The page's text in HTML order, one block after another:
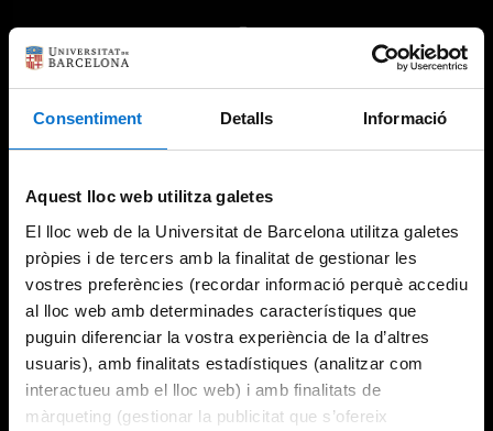
Consentiment Detalls Informació
Aquest lloc web utilitza galetes
El lloc web de la Universitat de Barcelona utilitza galetes
pròpies i de tercers amb la finalitat de gestionar les
vostres preferències (recordar informació perquè accediu
al lloc web amb determinades característiques que
puguin diferenciar la vostra experiència de la d’altres
usuaris), amb finalitats estadístiques (analitzar com
interactueu amb el lloc web) i amb finalitats de
màrqueting (gestionar la publicitat que s’ofereix
Try again